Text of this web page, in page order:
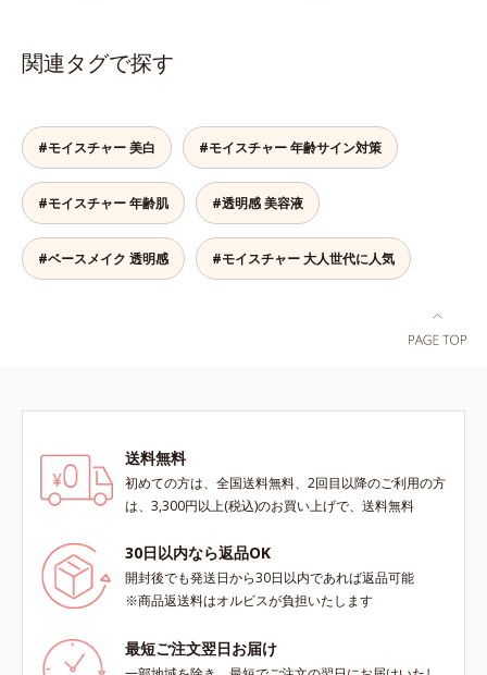
透明感を包括的にサポート。全方位
ケアのアプローチによって、肌本来
プ（脂性肌～普通肌）M＝しっとり
タイプ（普通肌～乾性肌）*1 シ
ミ・ソバカスが肌表面にあらわれる
こと*2 メラニンの生成を抑え、シ
ミ・ソバカスを防ぐ*3 うるおいに
よる透明感のある肌*4 日本化粧品
業界で初めてメラニンの第三のルー
の理論を応用し、全方位的に肌の底
上げを図ります。さらに、シミと年
齢肌の“メラニンメタボ(*2)”にアプ
ローチして、澄みわたる美肌を目指
します。*1 年齢を重ねた肌*2 メラ
ニンが過剰に生成する状態
な年齢肌の“メラニンメタボ(*3)”に
アプローチして、澄みわたる美肌を
目指します。*1 メラニンの生成を
抑え、シミ・ソバカスを防ぐ*2 年
齢を重ねた肌*3 メラニンが過剰に
生成する状態
関連タグで探す
#モイスチャー 美白 #モイスチャー 年齢サイン対策
#モイスチャー 年齢肌 #透明感 美容液
#ベースメイク 透明感 #モイスチャー 大人世代に人気
送料無料
初めての方は、全国送料無料、2回目以降のご利用の方
は、3,300円以上(税込)のお買い上げで、送料無料
30日以内なら返品OK
開封後でも発送日から30日以内であれば返品可能
※商品返送料はオルビスが負担いたします
最短ご注文翌日お届け